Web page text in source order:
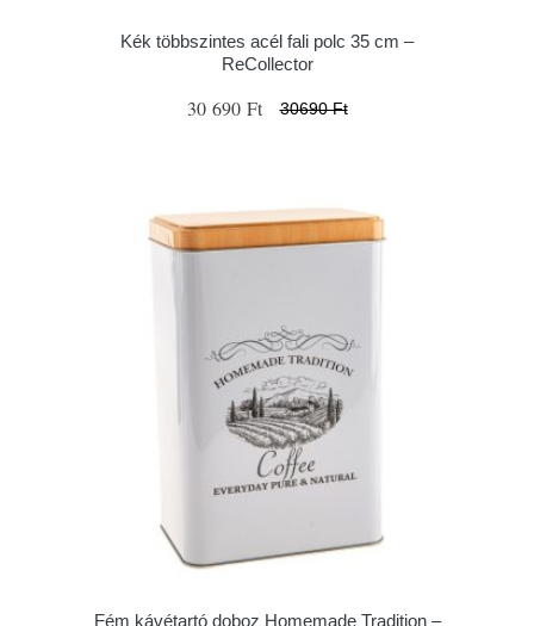
Kék többszintes acél fali polc 35 cm –
ReCollector
30 690 Ft 30690 Ft
Fém kávétartó doboz Homemade Tradition –